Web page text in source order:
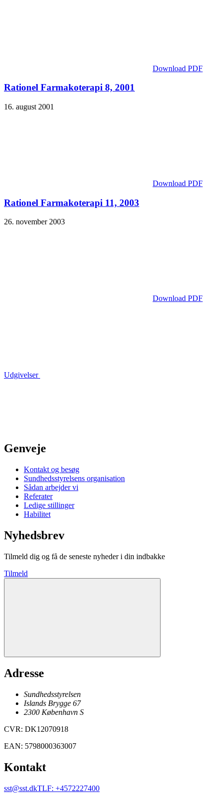
Download PDF
Rationel Farmakoterapi 8, 2001
16. august 2001
Download PDF
Rationel Farmakoterapi 11, 2003
26. november 2003
Download PDF
Udgivelser
Genveje
Kontakt og besøg
Sundhedsstyrelsens organisation
Sådan arbejder vi
Referater
Ledige stillinger
Habilitet
Nyhedsbrev
Tilmeld dig og få de seneste nyheder i din indbakke
Tilmeld
Adresse
Sundhedsstyrelsen
Islands Brygge 67
2300 København S
CVR: DK12070918
EAN: 5798000363007
Kontakt
sst@sst.dkTLF: +4572227400